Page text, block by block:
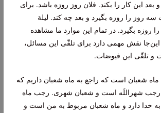
بعد این کار را بکند. فلان روز روزه باشد. برای
روز را روزه بگیرد و بعد چه کند. لیلة
روزه بگیرد. در تمام این موارد ما مشاهده
نقش مهمی دارد برای تلقّی این مسائل،
و تلقّی این فیوضات.
شعبان است که راجع به ماه شعبان داریم که
رجب شهراللَه است و شعبان شهری. رجب ماه
خدا دارد و ماه شعبان مربوط به من است و